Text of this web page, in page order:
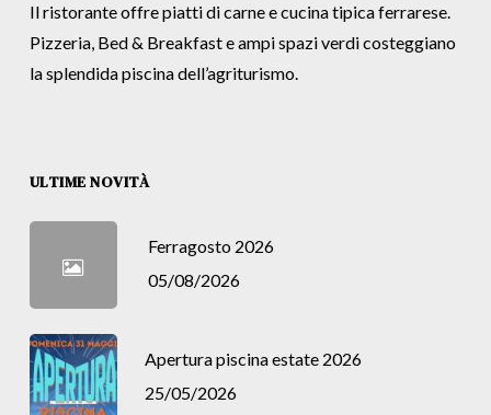
Il ristorante offre piatti di carne e cucina tipica ferrarese.
Pizzeria, Bed & Breakfast e ampi spazi verdi costeggiano
la splendida piscina dell’agriturismo.
ULTIME NOVITÀ
Ferragosto 2026
05/08/2026
Apertura piscina estate 2026
25/05/2026